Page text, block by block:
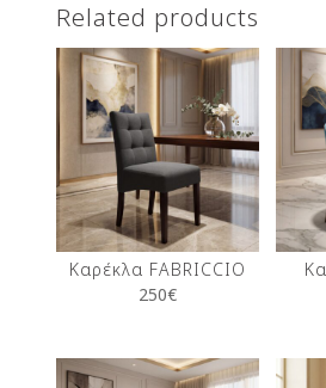
Related products
Καρέκλα FABRICCIO
250€